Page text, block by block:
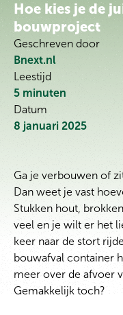
Hoe kies je de
bouwproject
Geschreven door
Bnext.nl
Leestijd
5 minuten
Datum
8 januari 2025
Ga je verbouwen of
Dan weet je vast
Stukken hout,
veel en je wilt er het
keer naar de stort
bouwafval container
meer over de afvoer
Gemakkelijk toch?